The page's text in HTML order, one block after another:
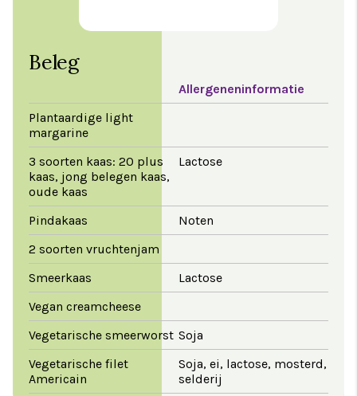
Beleg
Allergeneninformatie
Plantaardige light
margarine
3 soorten kaas: 20 plus
kaas, jong belegen kaas,
oude kaas
Lactose
Pindakaas
Noten
2 soorten vruchtenjam
Smeerkaas
Lactose
Vegan creamcheese
Vegetarische smeerworst Soja
Vegetarische filet
Americain
Soja, ei, lactose, mosterd,
selderij